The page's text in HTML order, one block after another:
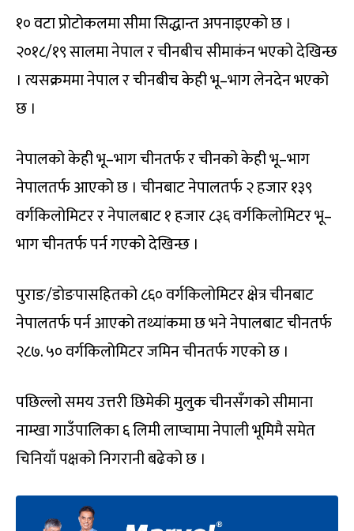
१० वटा प्रोटोकलमा सीमा सिद्धान्त अपनाइएको छ ।
२०१८/१९ सालमा नेपाल र चीनबीच सीमाकंन भएको देखिन्छ
। त्यसक्रममा नेपाल र चीनबीच केही भू–भाग लेनदेन भएको
छ ।
नेपालको केही भू–भाग चीनतर्फ र चीनको केही भू–भाग
नेपालतर्फ आएको छ । चीनबाट नेपालतर्फ २ हजार १३९
वर्गकिलोमिटर र नेपालबाट १ हजार ८३६ वर्गकिलोमिटर भू–
भाग चीनतर्फ पर्न गएको देखिन्छ ।
पुराङ/डोङपासहितको ८६० वर्गकिलोमिटर क्षेत्र चीनबाट
नेपालतर्फ पर्न आएको तथ्यांकमा छ भने नेपालबाट चीनतर्फ
२८७. ५० वर्गकिलोमिटर जमिन चीनतर्फ गएको छ ।
पछिल्लो समय उत्तरी छिमेकी मुलुक चीनसँगको सीमाना
नाम्खा गाउँपालिका ६ लिमी लाप्चामा नेपाली भूमिमै समेत
चिनियाँ पक्षको निगरानी बढेको छ ।